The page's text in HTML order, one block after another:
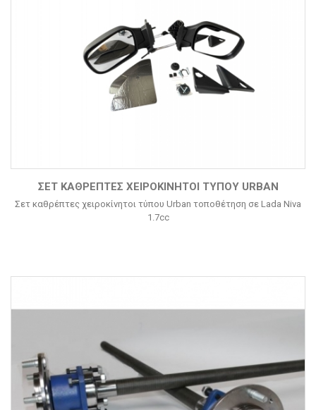
ΣΕΤ ΚΑΘΡΈΠΤΕΣ ΧΕΙΡΟΚΊΝΗΤΟΙ ΤΎΠΟΥ URBAN
Σετ καθρέπτες χειροκίνητοι τύπου Urban τοποθέτηση σε Lada Niva
1.7cc